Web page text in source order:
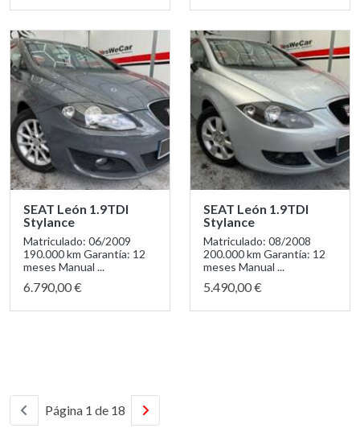
SEAT León 1.9TDI
Stylance
Matriculado: 06/2009
190.000 km Garantía: 12
meses Manual ...
6.790,00 €
SEAT León 1.9TDI
Stylance
Matriculado: 08/2008
200.000 km Garantía: 12
meses Manual ...
5.490,00 €
Página 1 de 18